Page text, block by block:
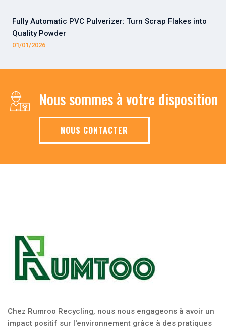
Fully Automatic PVC Pulverizer: Turn Scrap Flakes into
Quality Powder
01/01/2026
Nous sommes à votre disposition
NOUS CONTACTER
Chez Rumroo Recycling, nous nous engageons à avoir un
impact positif sur l'environnement grâce à des pratiques